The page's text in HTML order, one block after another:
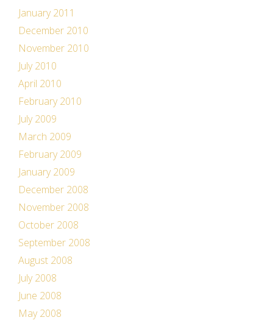
January 2011
December 2010
November 2010
July 2010
April 2010
February 2010
July 2009
March 2009
February 2009
January 2009
December 2008
November 2008
October 2008
September 2008
August 2008
July 2008
June 2008
May 2008